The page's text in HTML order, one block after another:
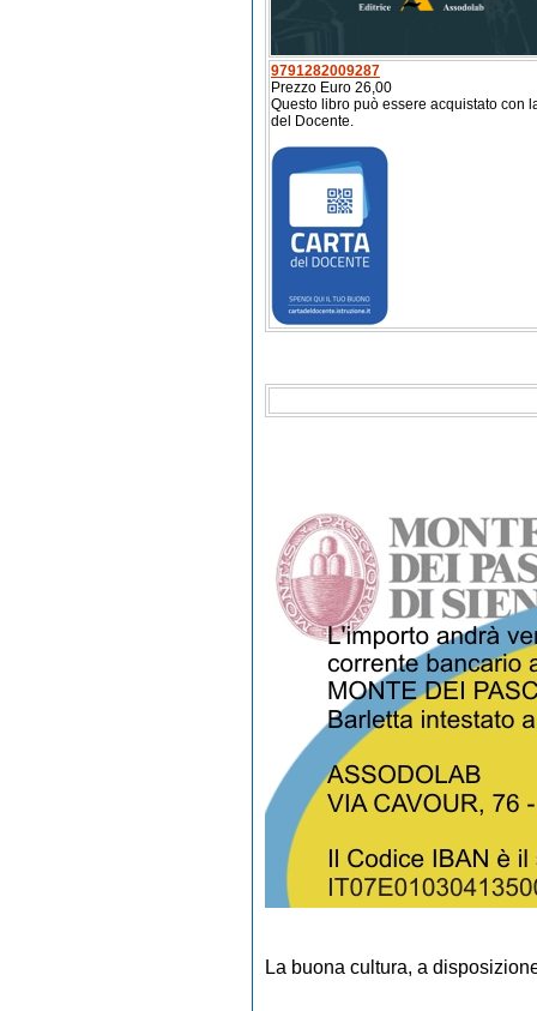
9791282009287
Prezzo Euro 26,00
Questo libro può essere acquistato con
del Docente.
La buona cultura, a